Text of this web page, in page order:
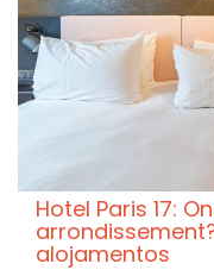
Hotel Paris 17:
alojamentos